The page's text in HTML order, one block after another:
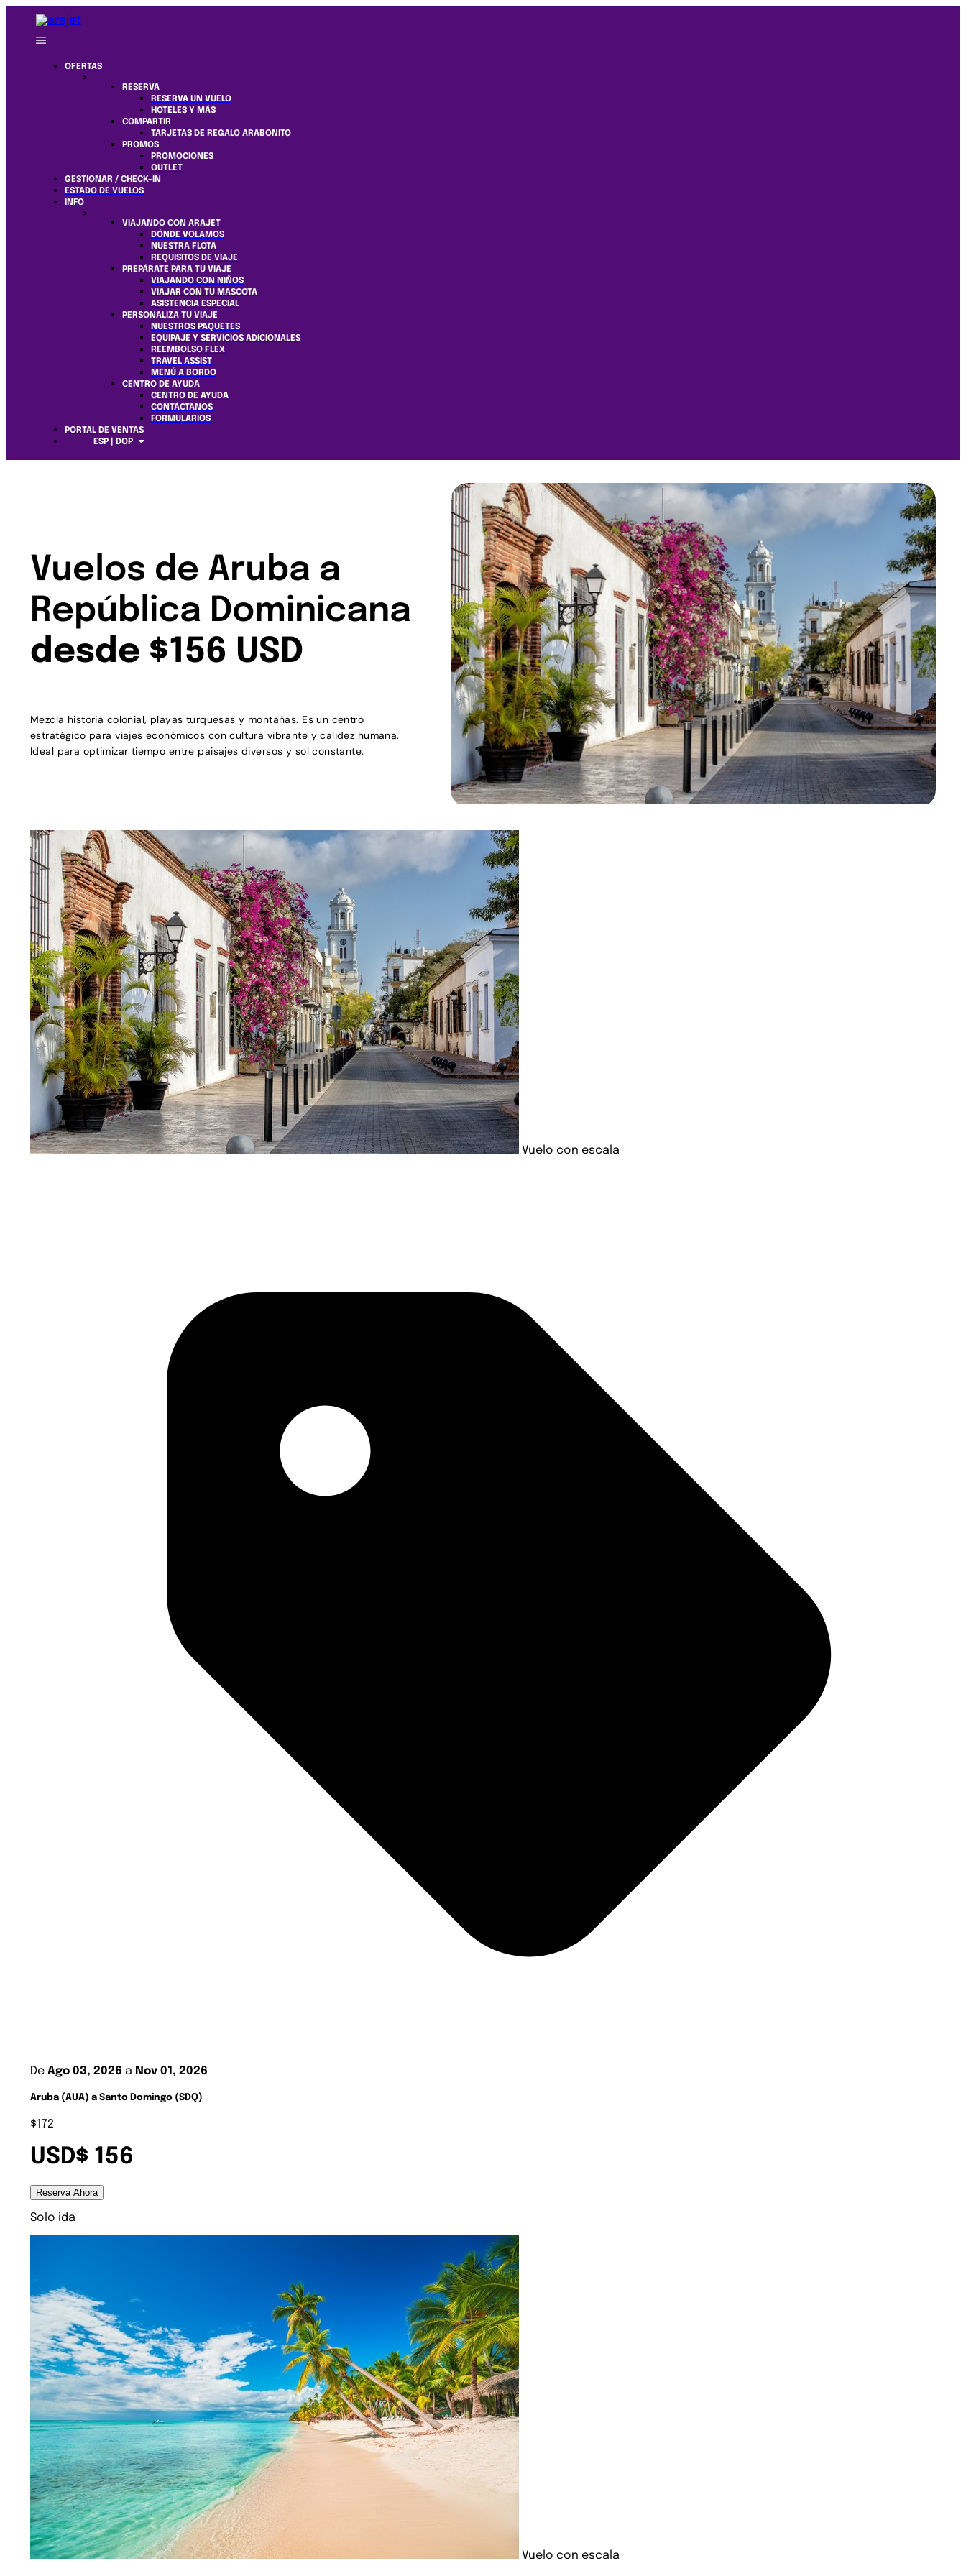
OFERTAS
RESERVA
RESERVA UN VUELO
HOTELES Y MÁS
COMPARTIR
TARJETAS DE REGALO ARABONITO
PROMOS
PROMOCIONES
OUTLET
GESTIONAR / CHECK-IN
ESTADO DE VUELOS
INFO
VIAJANDO CON ARAJET
DÓNDE VOLAMOS
NUESTRA FLOTA
REQUISITOS DE VIAJE
PREPÁRATE PARA TU VIAJE
VIAJANDO CON NIÑOS
VIAJAR CON TU MASCOTA
ASISTENCIA ESPECIAL
PERSONALIZA TU VIAJE
NUESTROS PAQUETES
EQUIPAJE Y SERVICIOS ADICIONALES
REEMBOLSO FLEX
TRAVEL ASSIST
MENÚ A BORDO
CENTRO DE AYUDA
CENTRO DE AYUDA
CONTÁCTANOS
FORMULARIOS
PORTAL DE VENTAS
ESP | DOP
Vuelos de Aruba a
República Dominicana
desde $156 USD
Mezcla historia colonial, playas turquesas y montañas. Es un centro
estratégico para viajes económicos con cultura vibrante y calidez humana.
Ideal para optimizar tiempo entre paisajes diversos y sol constante.
Vuelo con escala
De Ago 03, 2026 a Nov 01, 2026
Aruba (AUA) a Santo Domingo (SDQ)
$172
USD$ 156
Reserva Ahora
Solo ida
Vuelo con escala